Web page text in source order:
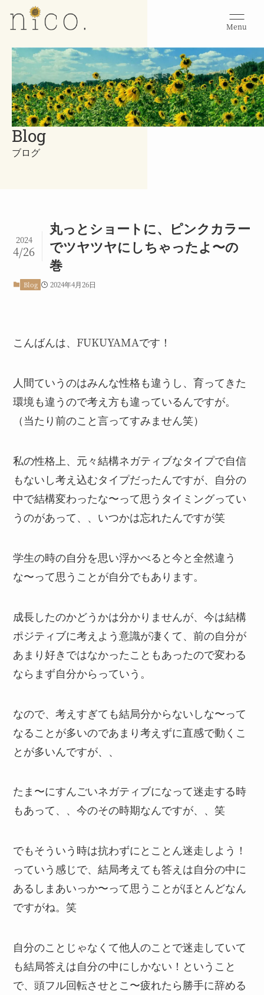
Menu
Blog
ブログ
丸っとショートに、ピンクカラー
でツヤツヤにしちゃったよ〜の
巻
2024
4/26
Blog 2024年4月26日
こんばんは、FUKUYAMAです！
人間ていうのはみんな性格も違うし、育ってきた
環境も違うので考え方も違っているんですが。
（当たり前のこと言ってすみません笑）
私の性格上、元々結構ネガティブなタイプで自信
もないし考え込むタイプだったんですが、自分の
中で結構変わったな〜って思うタイミングってい
うのがあって、、いつかは忘れたんですが笑
学生の時の自分を思い浮かべると今と全然違う
な〜って思うことが自分でもあります。
成長したのかどうかは分かりませんが、今は結構
ポジティブに考えよう意識が凄くて、前の自分が
あまり好きではなかったこともあったので変わる
ならまず自分からっていう。
なので、考えすぎても結局分からないしな〜って
なることが多いのであまり考えずに直感で動くこ
とが多いんですが、、
たま〜にすんごいネガティブになって迷走する時
もあって、、今のその時期なんですが、、笑
でもそういう時は抗わずにとことん迷走しよう！
っていう感じで、結局考えても答えは自分の中に
あるしまあいっか〜って思うことがほとんどなん
ですがね。笑
自分のことじゃなくて他人のことで迷走していて
も結局答えは自分の中にしかない！ということ
で、頭フル回転させとこ〜疲れたら勝手に辞める